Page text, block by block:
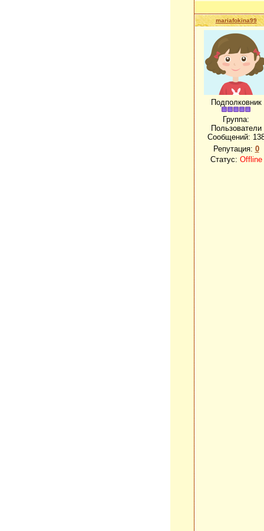
mariafokina99
Подполковник
Группа:
Пользователи
Сообщений:
Репутация: 0
Статус: Offline